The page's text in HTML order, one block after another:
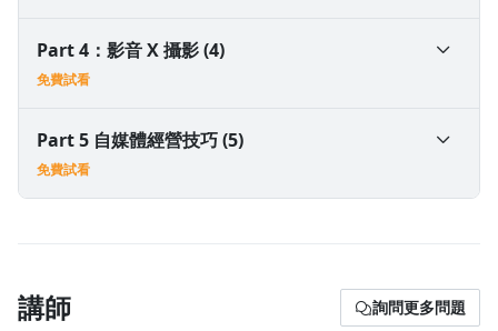
2-2｜我是文案：如何規劃社群文案？內容架構的注意
免費試看
3-1｜ Domyweb FB 經營｜怎麼寫出成效超過95%的
貼文?
3-2｜IG社群圈粉經營策略｜社群帳號經營藍圖
免費試看
Part 4：影音 X 攝影 (4)
免費試看
4-1｜用手機出好菜｜攝影的基本知識與觀念
免費試看
Part 5 自媒體經營技巧 (5)
免費試看
講師 詢問更多問題